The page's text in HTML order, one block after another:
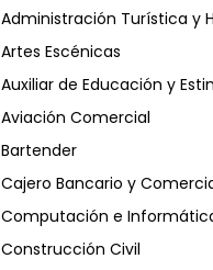
Seguridad
Administración Turística y
Artes Escénicas
Auxiliar de Educación y
Aviación Comercial
Bartender
Cajero Bancario y
Computación e
Construcción Civil